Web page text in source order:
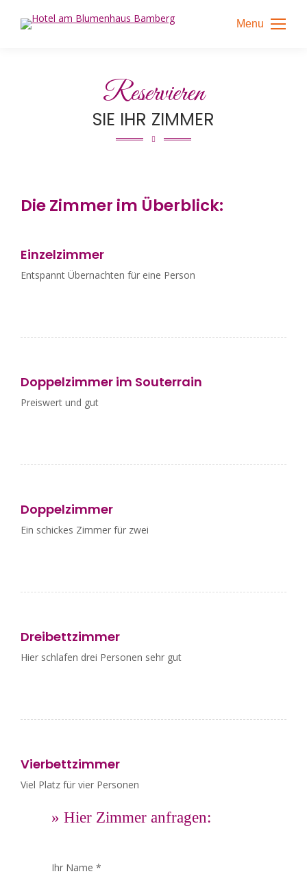
springen
Menu
Reservieren
SIE IHR ZIMMER
Die Zimmer im Überblick:
Einzelzimmer
Entspannt Übernachten für eine Person
Doppelzimmer im Souterrain
Preiswert und gut
Doppelzimmer
Ein schickes Zimmer für zwei
Dreibettzimmer
Hier schlafen drei Personen sehr gut
Vierbettzimmer
Viel Platz für vier Personen
» Hier Zimmer anfragen:
Ihr Name *